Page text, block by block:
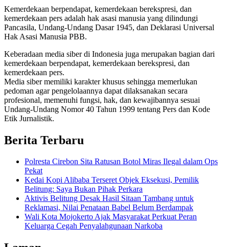
Kemerdekaan berpendapat, kemerdekaan berekspresi, dan
kemerdekaan pers adalah hak asasi manusia yang dilindungi
Pancasila, Undang-Undang Dasar 1945, dan Deklarasi Universal
Hak Asasi Manusia PBB.
Keberadaan media siber di Indonesia juga merupakan bagian dari
kemerdekaan berpendapat, kemerdekaan berekspresi, dan
kemerdekaan pers.
Media siber memiliki karakter khusus sehingga memerlukan
pedoman agar pengelolaannya dapat dilaksanakan secara
profesional, memenuhi fungsi, hak, dan kewajibannya sesuai
Undang-Undang Nomor 40 Tahun 1999 tentang Pers dan Kode
Etik Jurnalistik.
Berita Terbaru
Polresta Cirebon Sita Ratusan Botol Miras Ilegal dalam Ops
Pekat
Kedai Kopi Alibaba Terseret Objek Eksekusi, Pemilik
Belitung: Saya Bukan Pihak Perkara
Aktivis Belitung Desak Hasil Sitaan Tambang untuk
Reklamasi, Nilai Penataan Babel Belum Berdampak
Wali Kota Mojokerto Ajak Masyarakat Perkuat Peran
Keluarga Cegah Penyalahgunaan Narkoba